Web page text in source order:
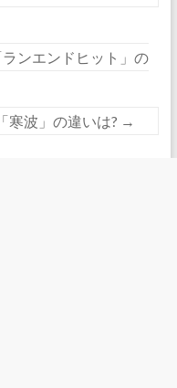
ンエンドヒット」の
寒波」の違いは? →